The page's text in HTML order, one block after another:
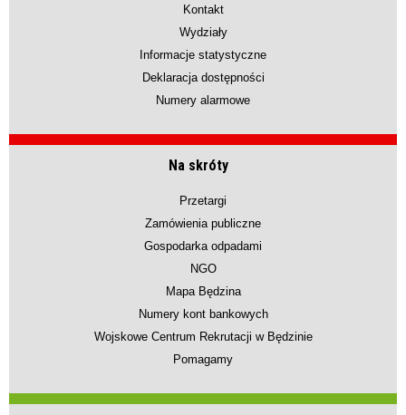
Kontakt
Wydziały
Informacje statystyczne
Deklaracja dostępności
Numery alarmowe
Na skróty
Przetargi
Zamówienia publiczne
Gospodarka odpadami
NGO
Mapa Będzina
Numery kont bankowych
Wojskowe Centrum Rekrutacji w Będzinie
Pomagamy